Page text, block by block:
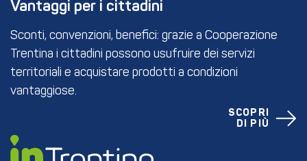
Vantaggi per i cittadini
Sconti, convenzioni, benefici: grazie a Cooperazione
Trentina i cittadini possono usufruire dei servizi
territoriali e acquistare prodotti a condizioni
vantaggiose.
SCOPRI
DI PIÙ